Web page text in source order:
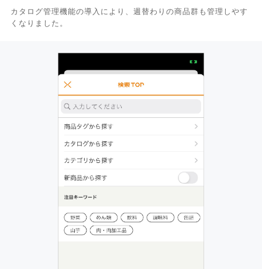
カタログ管理機能の導入により、週替わりの商品群も管理しやす
くなりました。